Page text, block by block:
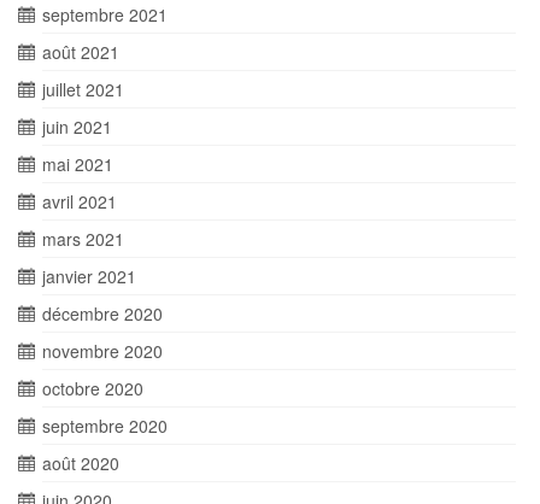
septembre 2021
août 2021
juillet 2021
juin 2021
mai 2021
avril 2021
mars 2021
janvier 2021
décembre 2020
novembre 2020
octobre 2020
septembre 2020
août 2020